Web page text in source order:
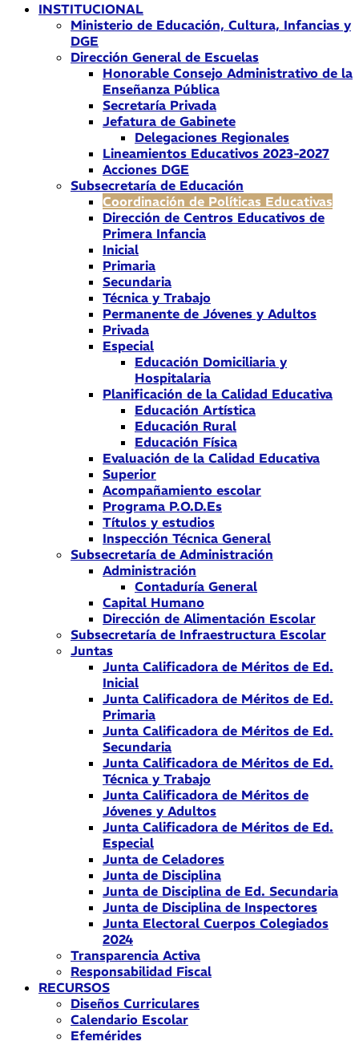
INSTITUCIONAL
Ministerio de Educación, Cultura, Infancias y
DGE
Dirección General de Escuelas
Honorable Consejo Administrativo de la
Enseñanza Pública
Secretaría Privada
Jefatura de Gabinete
Delegaciones Regionales
Lineamientos Educativos 2023-2027
Acciones DGE
Subsecretaría de Educación
Coordinación de Políticas Educativas
Dirección de Centros Educativos de
Primera Infancia
Inicial
Primaria
Secundaria
Técnica y Trabajo
Permanente de Jóvenes y Adultos
Privada
Especial
Educación Domiciliaria y
Hospitalaria
Planificación de la Calidad Educativa
Educación Artística
Educación Rural
Educación Física
Evaluación de la Calidad Educativa
Superior
Acompañamiento escolar
Programa P.O.D.Es
Títulos y estudios
Inspección Técnica General
Subsecretaría de Administración
Administración
Contaduría General
Capital Humano
Dirección de Alimentación Escolar
Subsecretaría de Infraestructura Escolar
Juntas
Junta Calificadora de Méritos de Ed.
Inicial
Junta Calificadora de Méritos de Ed.
Primaria
Junta Calificadora de Méritos de Ed.
Secundaria
Junta Calificadora de Méritos de Ed.
Técnica y Trabajo
Junta Calificadora de Méritos de
Jóvenes y Adultos
Junta Calificadora de Méritos de Ed.
Especial
Junta de Celadores
Junta de Disciplina
Junta de Disciplina de Ed. Secundaria
Junta de Disciplina de Inspectores
Junta Electoral Cuerpos Colegiados
2024
Transparencia Activa
Responsabilidad Fiscal
RECURSOS
Diseños Curriculares
Calendario Escolar
Efemérides